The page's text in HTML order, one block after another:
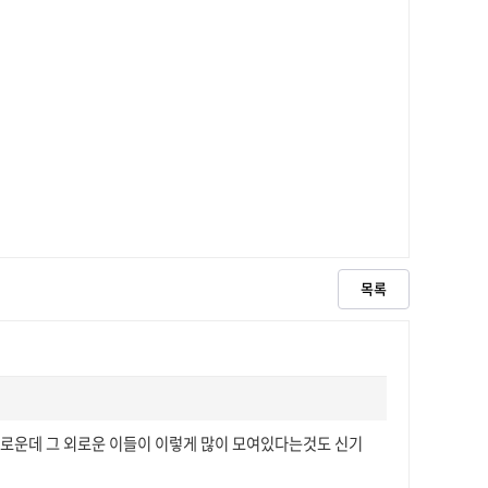
목록
데 그 외로운 이들이 이렇게 많이 모여있다는것도 신기